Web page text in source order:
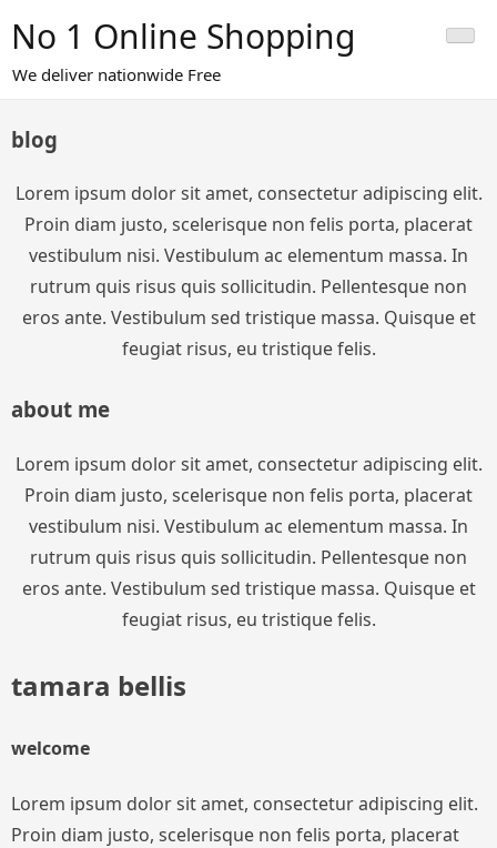
content
No 1 Online Shopping
We deliver nationwide Free
blog
Lorem ipsum dolor sit amet, consectetur adipiscing elit.
Proin diam justo, scelerisque non felis porta, placerat
vestibulum nisi. Vestibulum ac elementum massa. In
rutrum quis risus quis sollicitudin. Pellentesque non
eros ante. Vestibulum sed tristique massa. Quisque et
feugiat risus, eu tristique felis.
about me
Lorem ipsum dolor sit amet, consectetur adipiscing elit.
Proin diam justo, scelerisque non felis porta, placerat
vestibulum nisi. Vestibulum ac elementum massa. In
rutrum quis risus quis sollicitudin. Pellentesque non
eros ante. Vestibulum sed tristique massa. Quisque et
feugiat risus, eu tristique felis.
tamara bellis
welcome
Lorem ipsum dolor sit amet, consectetur adipiscing elit.
Proin diam justo, scelerisque non felis porta, placerat